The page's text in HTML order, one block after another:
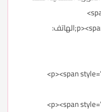
<p><span style="color: #974806;">&nbsp;الهاتف: